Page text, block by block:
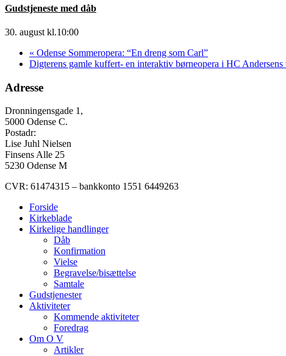
Gudstjeneste med dåb
30. august kl.10:00
« Odense Sommeropera: “En dreng som Carl”
Digterens gamle kuffert- en interaktiv børneopera i HC Andersens
Adresse
Dronningensgade 1,
5000 Odense C.
Postadr:
Lise Juhl Nielsen
Finsens Alle 25
5230 Odense M
CVR: 61474315 – bankkonto 1551 6449263
Forside
Kirkeblade
Kirkelige handlinger
Dåb
Konfirmation
Vielse
Begravelse/bisættelse
Samtale
Gudstjenester
Aktiviteter
Kommende aktiviteter
Foredrag
Om O V
Artikler